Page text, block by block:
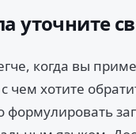
уточните
когда вы
чем хотите
формулировать